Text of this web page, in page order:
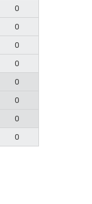
0
0
0
0
0
0
0
0